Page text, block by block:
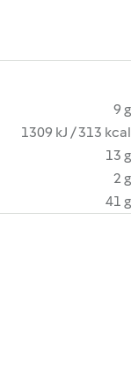
9 g
1309 kJ / 313 kcal
13 g
2 g
41 g